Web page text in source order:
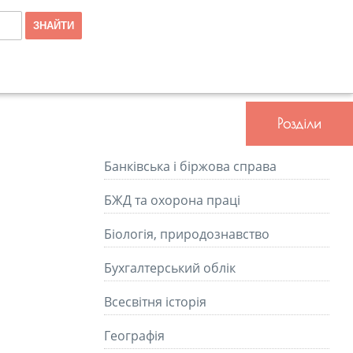
Розділи
Банківська і біржова справа
БЖД та охорона праці
Біологія, природознавство
Бухгалтерський облік
Всесвітня історія
Географія